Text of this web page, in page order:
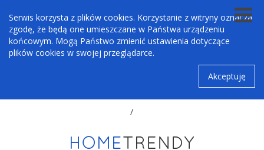
Serwis korzysta z plików cookies. Korzystanie z witryny oznacza
zgodę, że będą one umieszczane w Państwa urządzeniu
końcowym. Mogą Państwo zmienić ustawienia dotyczące
plików cookies w swojej przeglądarce.
Akceptuję
/